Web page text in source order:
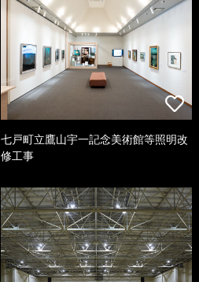
七戸町立鷹山宇一記念美術館等照明改
修工事